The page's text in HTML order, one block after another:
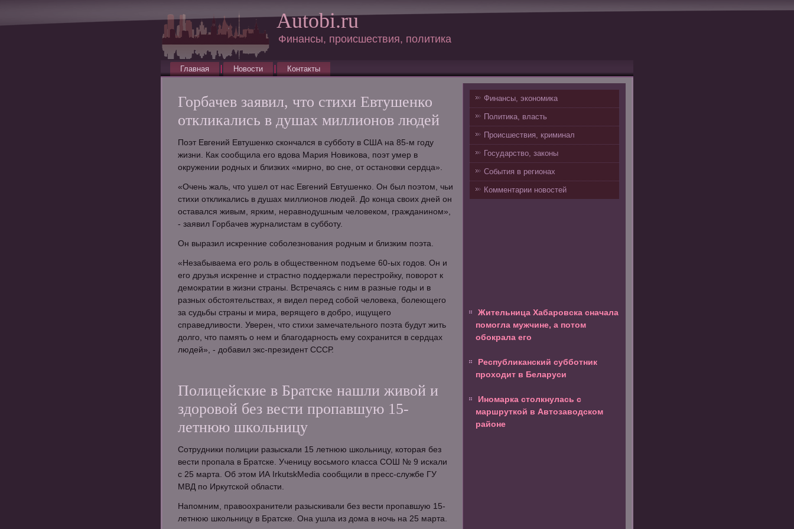
Autobi.ru
Финансы, происшествия, политика
Главная Новости Контакты
Горбачев заявил, что стихи Евтушенко
откликались в душах миллионов людей
Поэт Евгений Евтушенко скончался в субботу в США на 85-м году
жизни. Как сообщила его вдова Мария Новикова, поэт умер в
окружении родных и близких «мирно, во сне, от остановки сердца».
«Очень жаль, что ушел от нас Евгений Евтушенко. Он был поэтом, чьи
стихи откликались в душах миллионов людей. До конца своих дней он
оставался живым, ярким, неравнодушным человеком, гражданином»,
- заявил Горбачев журналистам в субботу.
Он выразил искренние соболезнования родным и близким поэта.
«Незабываема его роль в общественном подъеме 60-ых годов. Он и
его друзья искренне и страстно поддержали перестройку, поворот к
демократии в жизни страны. Встречаясь с ним в разные годы и в
разных обстоятельствах, я видел перед собой человека, болеющего
за судьбы страны и мира, верящего в добро, ищущего
справедливости. Уверен, что стихи замечательного поэта будут жить
долго, что память о нем и благодарность ему сохранится в сердцах
людей», - добавил экс-президент СССР.
Полицейские в Братске нашли живой и
здоровой без вести пропавшую 15-
летнюю школьницу
Сотрудники полиции разыскали 15 летнюю школьницу, которая без
вести пропала в Братске. Ученицу восьмого класса СОШ № 9 искали
с 25 марта. Об этом ИА IrkutskMedia сообщили в пресс-службе ГУ
МВД по Иркутской области.
Напомним, правоохранители разыскивали без вести пропавшую 15-
летнюю школьницу в Братске. Она ушла из дома в ночь на 25 марта.
Финансы, экономика
Политика, власть
Происшествия, криминал
Государство, законы
События в регионах
Комментарии новостей
Жительница Хабаровска сначала
помогла мужчине, а потом
обокрала его
Республиканский субботник
проходит в Беларуси
Иномарка столкнулась с
маршруткой в Автозаводском
районе